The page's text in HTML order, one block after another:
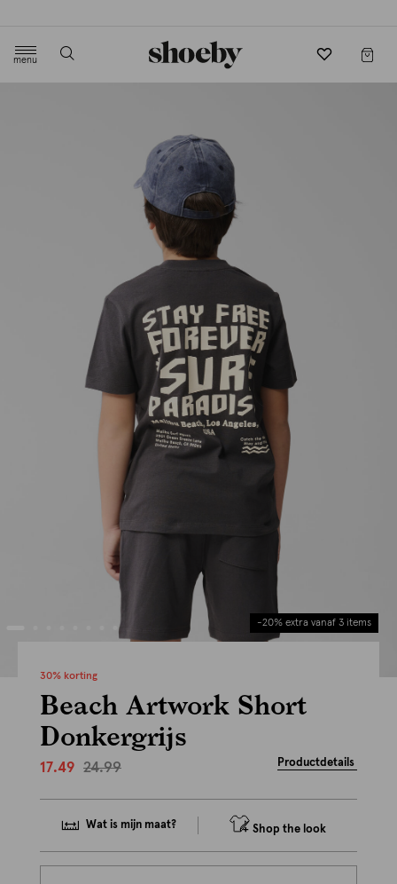
menu
-20% extra vanaf 3 items
30% korting
Beach Artwork Short
Donkergrijs
17.49 24.99 Productdetails
Wat is mijn maat? Shop the look